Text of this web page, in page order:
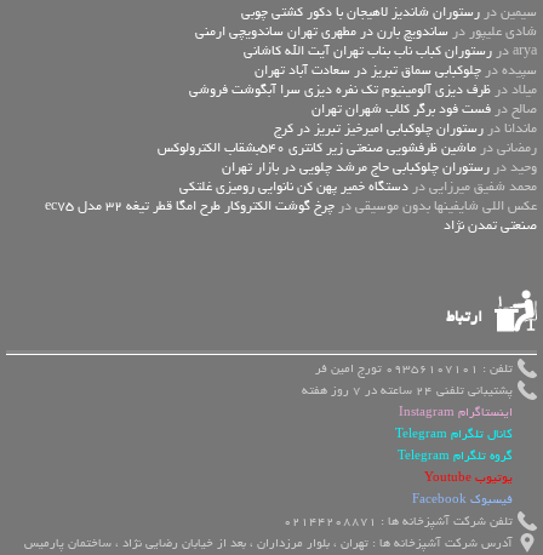
سیمین در رستوران شاندیز لاهیجان با دکور کشتی چوبی
شادی علیپور در ساندویچ بارن در مطهری تهران ساندویچی ارمنی
arya در
رستوران کباب ناب بناب تهران آیت الله کاشانی
سپیده در چلوکبابی سماق تبریز در سعادت آباد تهران
میلاد در ظرف دیزی آلومینیوم تک نفره دیزی سرا آبگوشت فروشی
صالح در فست فود برگر کلاب شهران تهران
ماندانا در رستوران چلوکبابی امیرخیز تبریز در کرج
رمضانی در ماشین ظرفشویی صنعتی زیر کانتری 540بشقاب الکترولوکس
وحید در رستوران چلوکبابی حاج مرشد چلویی در بازار تهران
محمد شفیق میرزایی در دستگاه خمیر پهن کن نانوایی رومیزی غلتکی
عكس اللي شايفينها بدون موسيقى در
چرخ گوشت الکتروکار طرح امگا قطر تیغه 32 مدل ec75
صنعتی تمدن نژاد
ارتباط
تلفن : 09356107101 تورج امین فر
پشتیبانی تلفنی 24 ساعته در 7 روز هفته
اینستاگرام Instagram
کانال تلگرام Telegram
گروه تلگرام Telegram
یوتیوب Youtube
فیسبوک Facebook
تلفن شرکت آشپزخانه ها : 02144208871
آدرس شرکت آشپزخانه ها : تهران ، بلوار مرزداران ، بعد از خیابان رضایی نژاد ، ساختمان پارمیس